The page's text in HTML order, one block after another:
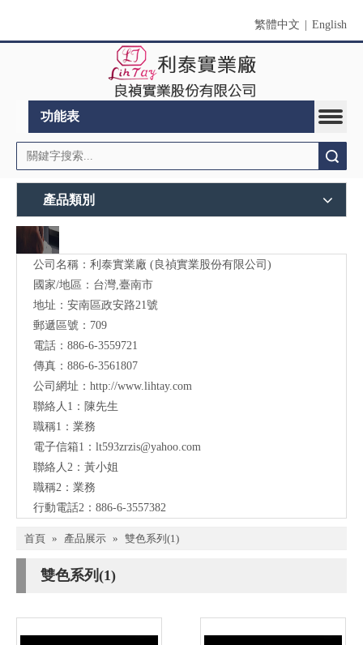
繁體中文 English
功能表
產品類別
公司名稱：利泰實業廠 (良禎實業股份有限公司)
國家/地區：台灣,臺南市
地址：安南區政安路21號
郵遞區號：709
電話：886-6-3559721
傳真：886-6-3561807
公司網址： http://www.lihtay.com
聯絡人1：陳先生
職稱1：業務
電子信箱1：lt593zrzis@yahoo.com
聯絡人2：黃小姐
職稱2：業務
行動電話2：886-6-3557382
首頁 » 產品展示 » 雙色系列(1)
雙色系列(1)